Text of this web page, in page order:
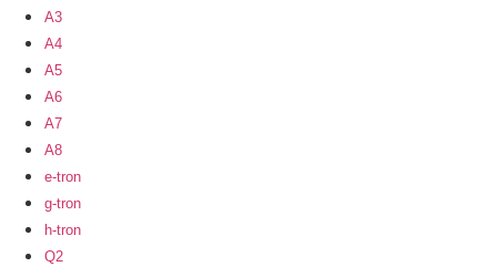
A3
A4
A5
A6
A7
A8
e-tron
g-tron
h-tron
Q2